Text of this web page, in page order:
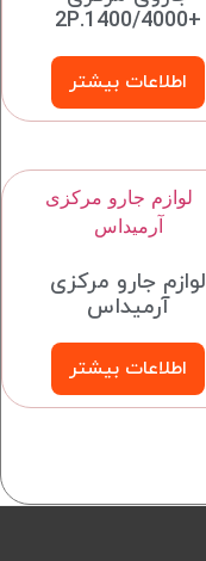
+2P.1400/4000
اطلاعات بیشتر
لوازم جارو مرکزی
آرمیداس
اطلاعات بیشتر